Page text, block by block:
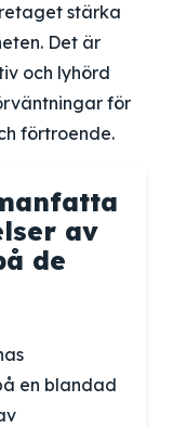
stärka
Det är
och lyhörd
för
förtroende.
av
de
en blandad